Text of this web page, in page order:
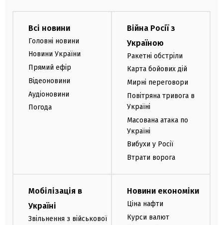
Всі новини
Головні новини
Новини України
Прямий ефір
Відеоновини
Аудіоновини
Погода
Війна Росії з
Україною
Ракетні обстріли
Карта бойових дій
Мирні переговори
Повітряна тривога в
Україні
Масована атака по
Україні
Вибухи у Росії
Втрати ворога
Мобілізація в
Україні
Звільнення з військової
Новини економіки
Ціна нафти
Курси валют